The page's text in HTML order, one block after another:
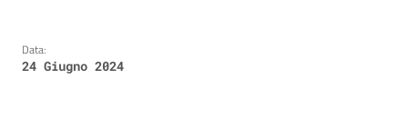
Data:
24 Giugno 2024